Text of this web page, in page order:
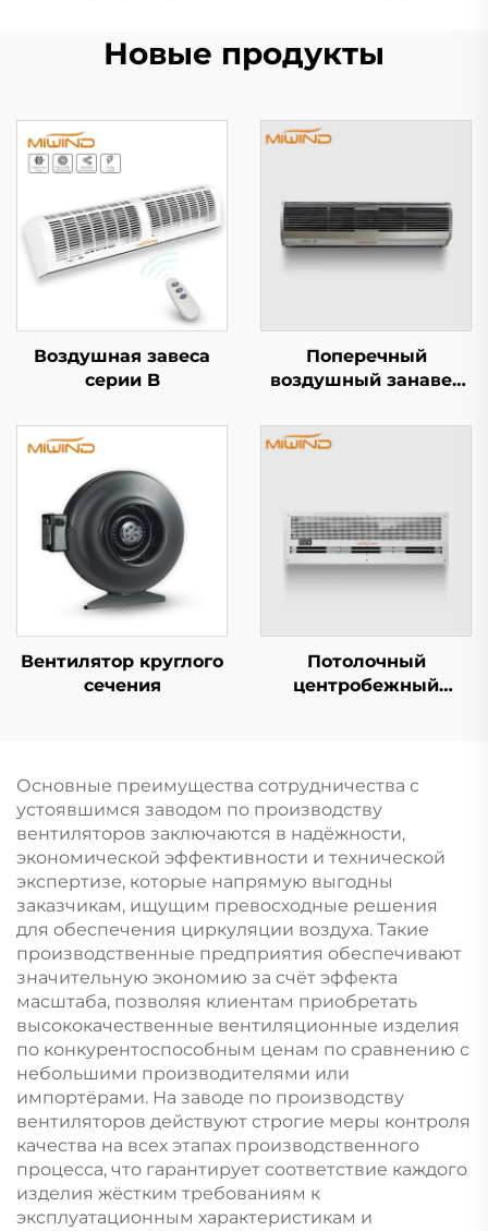
Новые продукты
Воздушная завеса
серии B
Поперечный
воздушный занавес
Вентилятор круглого
сечения
Потолочный
центробежный
Основные преимущества сотрудничества с
устоявшимся заводом по производству
вентиляторов заключаются в надёжности,
экономической эффективности и технической
экспертизе, которые напрямую выгодны
заказчикам, ищущим превосходные решения
для обеспечения циркуляции воздуха. Такие
производственные предприятия обеспечивают
значительную экономию за счёт эффекта
масштаба, позволяя клиентам приобретать
высококачественные вентиляционные изделия
по конкурентоспособным ценам по сравнению с
небольшими производителями или
импортёрами. На заводе по производству
вентиляторов действуют строгие меры контроля
качества на всех этапах производственного
процесса, что гарантирует соответствие каждого
изделия жёстким требованиям к
эксплуатационным характеристикам и